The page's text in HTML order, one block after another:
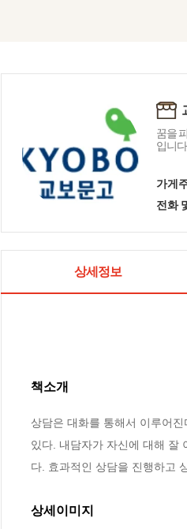
꿈을
입니다.
가게
전화
상세정보
책소개
상담은 대화를 통해서 이루어
있다. 내담자가 자신에 대해 잘
다. 효과적인 상담을 진행하고
상세이미지